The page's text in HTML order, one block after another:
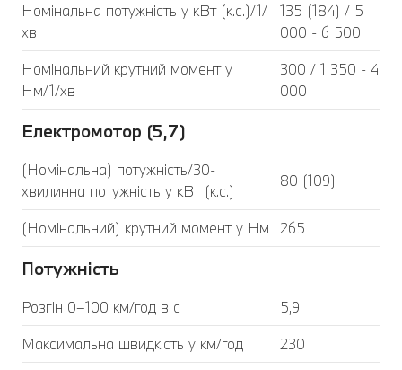
Номінальна потужність у кВт (к.с.)/1/
хв
135 (184) / 5
000 - 6 500
Номінальний крутний момент у
Нм/1/хв
300 / 1 350 - 4
000
Електромотор (5,7)
(Номінальна) потужність/30-
хвилинна потужність у кВт (к.с.)
80 (109)
(Номінальний) крутний момент у Нм 265
Потужність
Розгін 0–100 км/год в с
5,9
Максимальна швидкість у км/год
230